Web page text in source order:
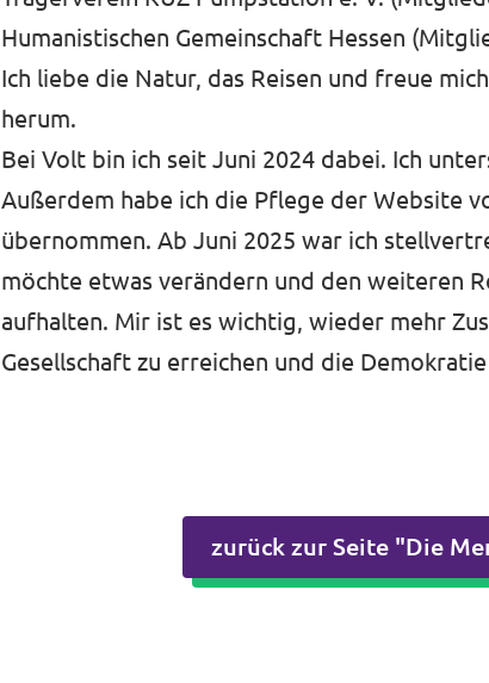
Humanistischen Gemeinschaft Hessen
Ich liebe die Natur, das Reisen und freue
herum.
Bei Volt bin ich seit Juni 2024 dabei. Ich
Außerdem habe ich die Pflege der Website
übernommen. Ab Juni 2025 war ich
möchte etwas verändern und den weiteren
aufhalten. Mir ist es wichtig, wieder mehr
Gesellschaft zu erreichen und die
zurück zur Seite "Die